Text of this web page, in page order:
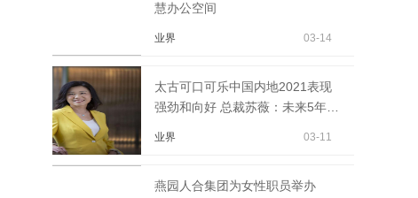
慧办公空间
业界 03-14
太古可口可乐中国内地2021表现
强劲和向好 总裁苏薇：未来5年将
业界 03-11
燕园人合集团为女性职员举办